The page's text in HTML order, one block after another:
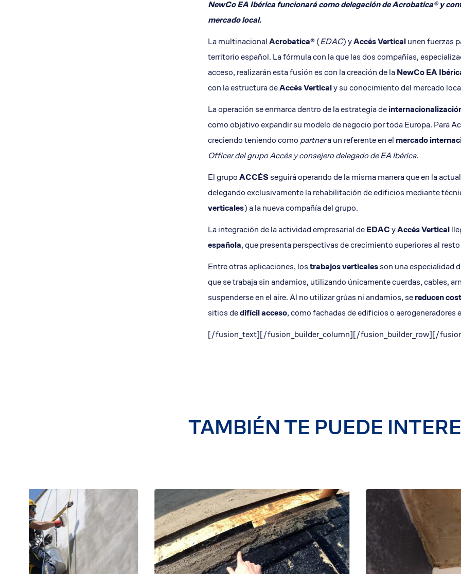
Aislamiento terrazas y cornisas
Restauración parte baja
NewCo EA Ibérica funcionará como delegación de Acrobatica® y
mercado local.
La multinacionalAcrobatica®(EDAC) yAccés Verticalunen fuerzas
territorio español. La fórmula con la que las dos compañías,
acceso, realizarán esta fusión es con la creación de laNewCo EA Ibé
con la estructura deAccés Verticaly su conocimiento del mercado
La operación se enmarca dentro de la estrategia de
como objetivo expandir su modelo de negocio por toda Europa. Para
creciendo teniendo como partnera un referente en el mercado
Officer del grupo Accés y consejero delegado de EA Ibérica.
El grupoACCÉS seguirá operando de la misma manera que en la
delegando exclusivamente la rehabilitación de edificios mediante
verticales) a la nueva compañía del grupo.
La integración de la actividad empresarial deEDACyAccés Vertical
española, que presenta perspectivas de crecimiento superiores al
Entre otras aplicaciones, lostrabajos verticalesson una especialidad
que se trabaja sin andamios, utilizando únicamente cuerdas, cables,
suspenderse en el aire. Al no utilizar grúas ni andamios, sereducen
sitios dedifícil acceso, como fachadas de edificios o aerogeneradores
[/fusion_text][/fusion_builder_column][/fusion_builder_row][/
TAMBIÉN TE PUEDE